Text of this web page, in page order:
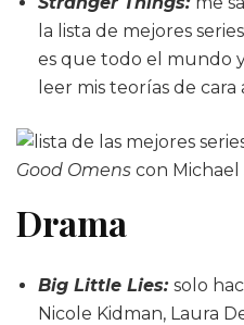
la lista de mejores
es que todo el mundo
leer mis teorías de
Good Omens con
Drama
Big Little Lies: solo
Nicole Kidman, Laura